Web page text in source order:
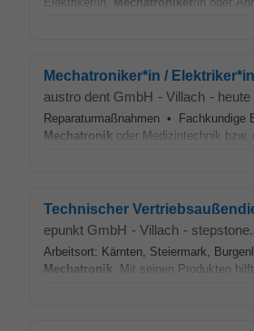
Mechatroniker*in /
austro dent GmbH - Villach - heute
Reparaturmaßnahmen • Fachkundige
Mechatronik oder Medizintechnik bzw.
Technischer
epunkt GmbH - Villach -
Arbeitsort: Kärnten, Steiermark,
Mechatronik . Mit seinen Produkten